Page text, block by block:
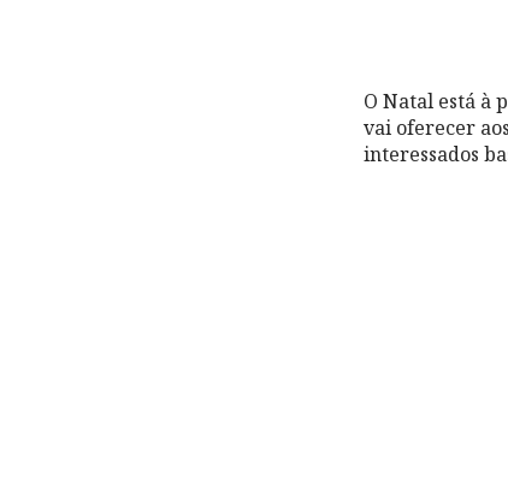
O Natal está à
vai oferecer
interessados